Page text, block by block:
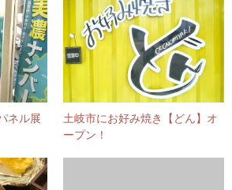
ネル展
土岐市にお好み焼き【どん】オ
ープン！